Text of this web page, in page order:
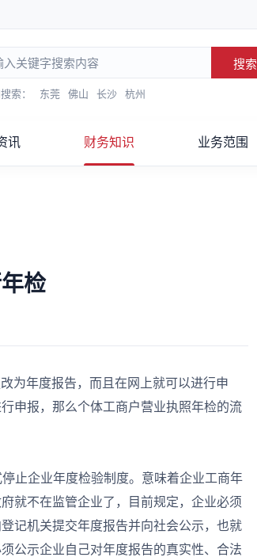
搜索
索： 东莞 佛山 长沙 杭州
讯 财务知识 业务范围
检
年度报告，而且在网上就可以进行申
申报，那么个体工商户营业执照年检的流
企业年度检验制度。意味着企业工商年
就不在监管企业了，目前规定，企业必须
记机关提交年度报告并向社会公示，也就
公示企业自己对年度报告的真实性、合法